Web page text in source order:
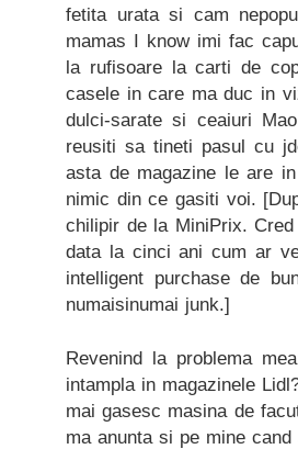
fetita urata si cam
mamas I know imi fac
la rufisoare la carti de
casele in care ma duc in
dulci-sarate si ceaiuri
reusiti sa tineti pasul cu
asta de magazine le are
nimic din ce gasiti voi.
chilipir de la MiniPrix.
data la cinci ani cum ar
intelligent purchase de
numaisinumai junk.]
Revenind la problema
intampla in magazinele
mai gasesc masina de
ma anunta si pe mine